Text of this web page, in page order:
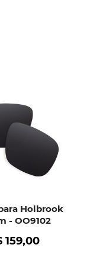
de bolhas.
Holbrook
- OO9102
159,00